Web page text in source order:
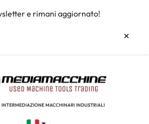
e rimani aggiornato!